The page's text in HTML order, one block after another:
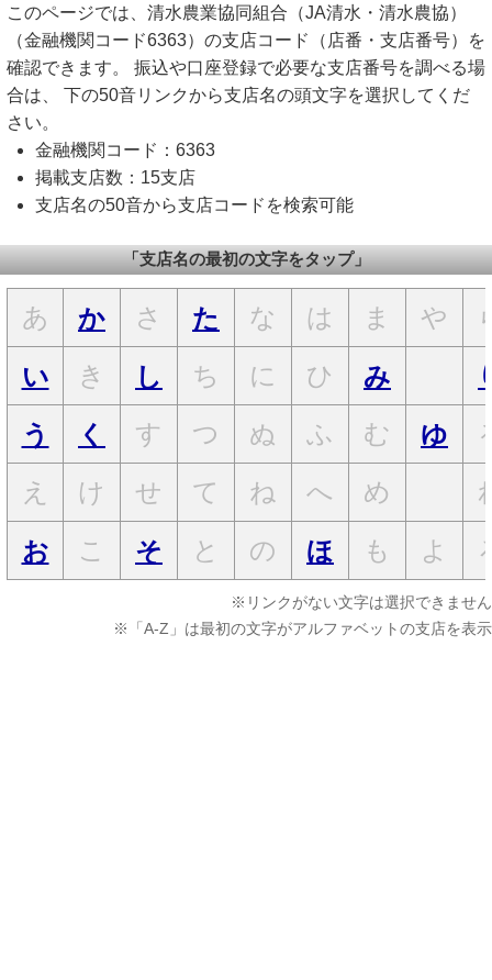
このページでは、清水農業協同組合（JA清水・清水農協）
（金融機関コード6363）の支店コード（店番・支店番号）を
確認できます。 振込や口座登録で必要な支店番号を調べる場
合は、 下の50音リンクから支店名の頭文字を選択してくだ
さい。
金融機関コード：6363
掲載支店数：15支店
支店名の50音から支店コードを検索可能
「支店名の最初の文字をタップ」
あ か さ た な は ま や
い
き し ち に ひ み
う
く す つ ぬ ふ む ゆ
え
け せ て ね へ め
お
こ そ と の ほ も よ
※リンクがない文字は選択できません
※「A-Z」は最初の文字がアルファベットの支店を表示